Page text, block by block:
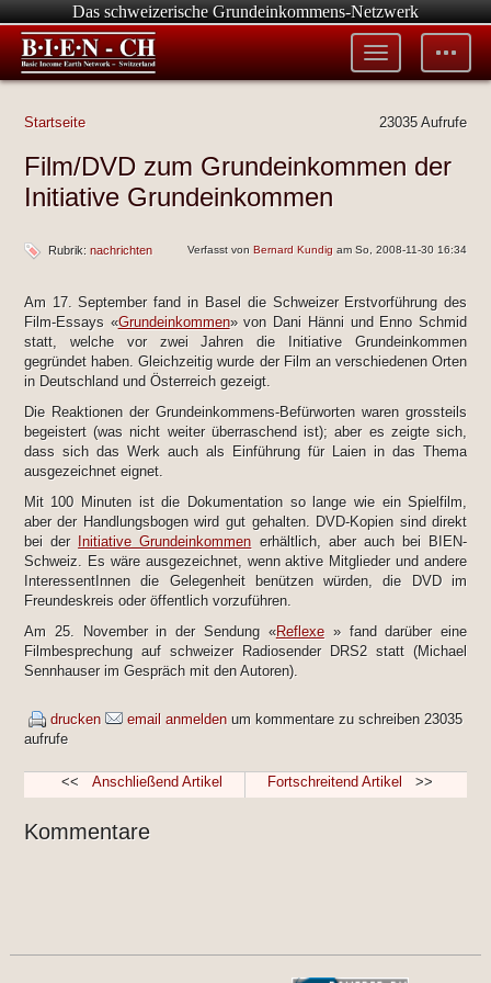
Das schweizerische Grundeinkommens-Netzwerk
Toggle
tools
Toggle
menu
23035 Aufrufe
Startseite
Film/DVD zum Grundeinkommen der
Initiative Grundeinkommen
Verfasst vonBernard Kundig am So, 2008-11-30 16:34
Rubrik: nachrichten
Am 17. September fand in Basel die Schweizer Erstvorführung des
Film-Essays «Grundeinkommen» von Dani Hänni und Enno Schmid
statt, welche vor zwei Jahren die Initiative Grundeinkommen
gegründet haben. Gleichzeitig wurde der Film an verschiedenen Orten
in Deutschland und Österreich gezeigt.
Die Reaktionen der Grundeinkommens-Befürworten waren grossteils
begeistert (was nicht weiter überraschend ist); aber es zeigte sich,
dass sich das Werk auch als Einführung für Laien in das Thema
ausgezeichnet eignet.
Mit 100 Minuten ist die Dokumentation so lange wie ein Spielfilm,
aber der Handlungsbogen wird gut gehalten. DVD-Kopien sind direkt
bei der Initiative Grundeinkommen erhältlich, aber auch bei BIEN-
Schweiz. Es wäre ausgezeichnet, wenn aktive Mitglieder und andere
InteressentInnen die Gelegenheit benützen würden, die DVD im
Freundeskreis oder öffentlich vorzuführen.
Am 25. November in der Sendung «Reflexe» fand darüber eine
Filmbesprechung auf schweizer Radiosender DRS2 statt (Michael
Sennhauser im Gespräch mit den Autoren).
drucken email anmeldenum kommentare zu schreiben 23035
aufrufe
<< Anschließend Artikel Fortschreitend Artikel >>
Kommentare